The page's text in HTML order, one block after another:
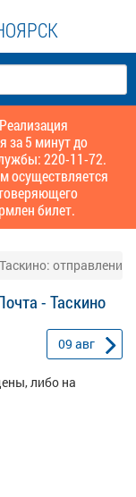
за 5 минут до
220-11-72.
осуществляется
билет.
отправление
- Таскино
09 авг
либо на